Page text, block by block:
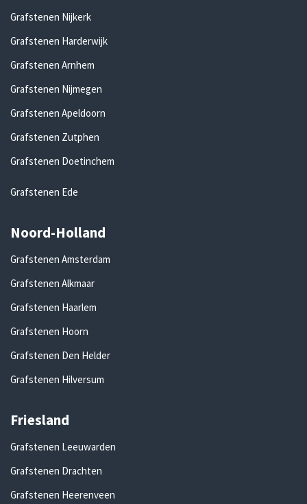
Grafstenen Nijkerk
Grafstenen Harderwijk
Grafstenen Arnhem
Grafstenen Nijmegen
Grafstenen Apeldoorn
Grafstenen Zutphen
Grafstenen Doetinchem
Grafstenen Ede
Noord-Holland
Grafstenen Amsterdam
Grafstenen Alkmaar
Grafstenen Haarlem
Grafstenen Hoorn
Grafstenen Den Helder
Grafstenen Hilversum
Friesland
Grafstenen Leeuwarden
Grafstenen Drachten
Grafstenen Heerenveen